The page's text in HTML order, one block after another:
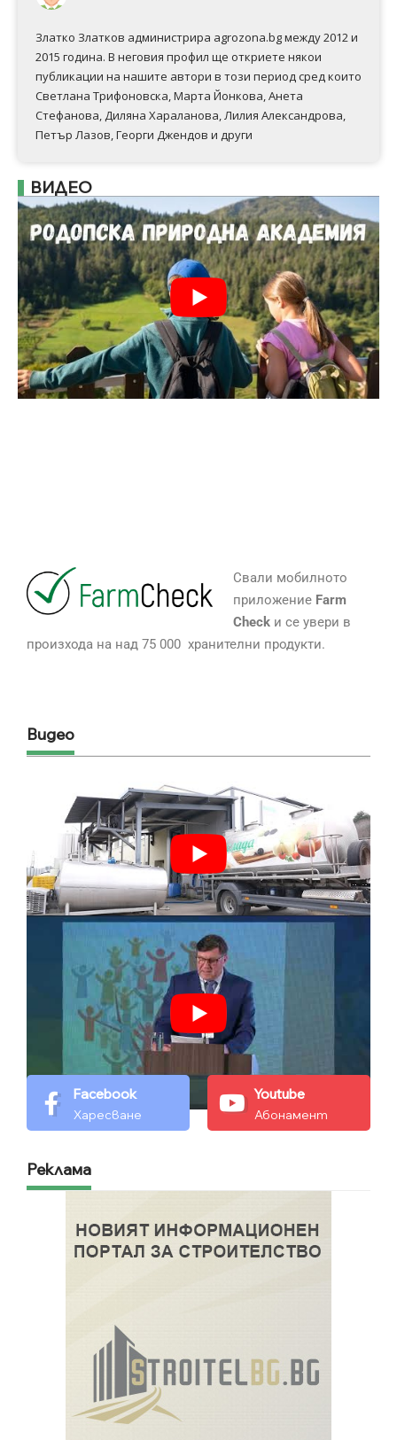
Златко Златков администрира agrozona.bg между 2012 и
2015 година. В неговия профил ще откриете някои
публикации на нашите автори в този период сред които
Светлана Трифоновска, Марта Йонкова, Анета
Стефанова, Диляна Хараланова, Лилия Александрова,
Петър Лазов, Георги Джендов и други
ВИДЕО
Свали мобилното
приложение Farm
Checkи се увери в
произхода на над 75 000 хранителни продукти.
Видео
Facebook
Харесване
Youtube
Абонамент
Реклама